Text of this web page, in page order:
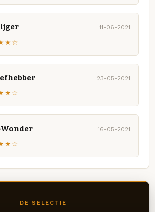
11-06-2021
23-05-2021
16-05-2021
DE SELECTIE